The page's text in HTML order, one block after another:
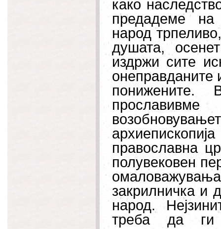
како
предадеме на
народ
душата,
издржи сите
онеправданите
понижените.
православна
полувековен
закрилничка и
народ.
треба да